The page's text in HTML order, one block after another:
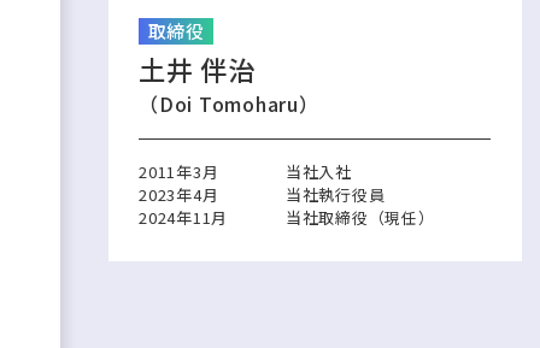
取締役
土井 伴治
（Doi Tomoharu）
2011年3月
当社入社
2023年4月
当社執行役員
2024年11月
当社取締役（現任）